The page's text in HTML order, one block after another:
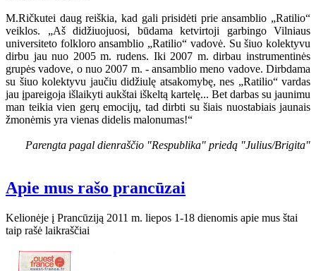
M.Ričkutei daug reiškia, kad gali prisidėti prie ansamblio „Ratilio“
veiklos. „Aš didžiuojuosi, būdama ketvirtoji garbingo Vilniaus
universiteto folkloro ansamblio „Ratilio“ vadovė. Su šiuo kolektyvu
dirbu jau nuo 2005 m. rudens. Iki 2007 m. dirbau instrumentinės
grupės vadove, o nuo 2007 m. - ansamblio meno vadove. Dirbdama
su šiuo kolektyvu jaučiu didžiulę atsakomybę, nes „Ratilio“ vardas
jau įpareigoja išlaikyti aukštai iškeltą kartelę... Bet darbas su jaunimu
man teikia vien gerų emocijų, tad dirbti su šiais nuostabiais jaunais
žmonėmis yra vienas didelis malonumas!“
Parengta pagal dienraščio "Respublika" priedą "Julius/Brigita"
Apie mus rašo prancūzai
Kelionėje į Prancūziją 2011 m. liepos 1-18 dienomis apie mus štai
taip rašė laikraščiai